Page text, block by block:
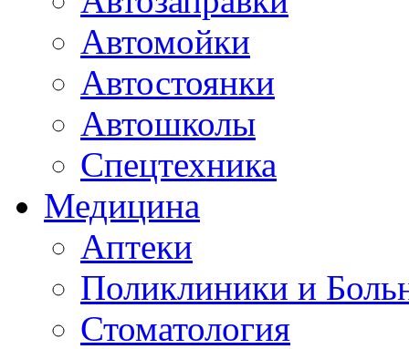
Автомойки
Автостоянки
Автошколы
Спецтехника
Медицина
Аптеки
Поликлиники и
Стоматология